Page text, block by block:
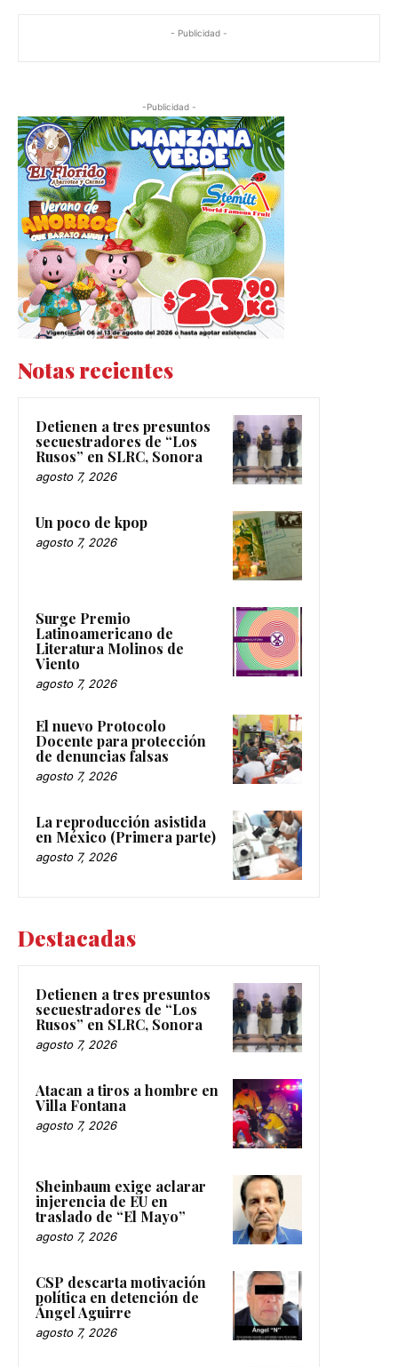
- Publicidad -
-Publicidad -
Notas recientes
Detienen a tres presuntos
secuestradores de “Los
Rusos” en SLRC, Sonora
agosto 7, 2026
Un poco de kpop
agosto 7, 2026
Surge Premio
Latinoamericano de
Literatura Molinos de
Viento
agosto 7, 2026
El nuevo Protocolo
Docente para protección
de denuncias falsas
agosto 7, 2026
La reproducción asistida
en México (Primera parte)
agosto 7, 2026
Destacadas
Detienen a tres presuntos
secuestradores de “Los
Rusos” en SLRC, Sonora
agosto 7, 2026
Atacan a tiros a hombre en
Villa Fontana
agosto 7, 2026
Sheinbaum exige aclarar
injerencia de EU en
traslado de “El Mayo”
agosto 7, 2026
CSP descarta motivación
política en detención de
Ángel Aguirre
agosto 7, 2026